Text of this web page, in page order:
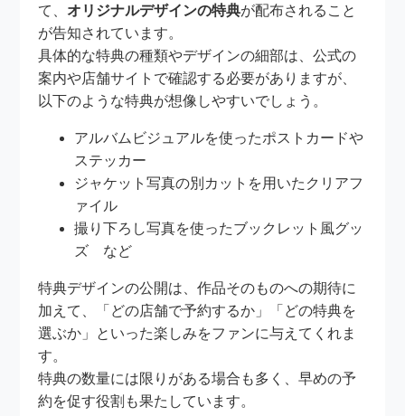
て、 オリジナルデザインの特典が配布されること
が告知されています。
具体的な特典の種類やデザインの細部は、公式の
案内や店舗サイトで確認する必要がありますが、
以下のような特典が想像しやすいでしょう。
アルバムビジュアルを使ったポストカードや
ステッカー
ジャケット写真の別カットを用いたクリアフ
ァイル
撮り下ろし写真を使ったブックレット風グッ
ズ など
特典デザインの公開は、作品そのものへの期待に
加えて、「どの店舗で予約するか」「どの特典を
選ぶか」といった楽しみをファンに与えてくれま
す。
特典の数量には限りがある場合も多く、早めの予
約を促す役割も果たしています。